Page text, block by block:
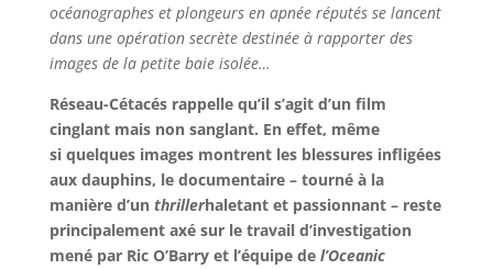
océanographes et plongeurs en apnée réputés se lancent
dans une opération secrète destinée à rapporter des
images de la petite baie isolée…
Réseau-Cétacés rappelle qu’il s’agit d’un film
cinglant mais non sanglant. En effet, même
si quelques images montrent les blessures infligées
aux dauphins, le documentaire – tourné à la
manière d’un thrillerhaletant et passionnant – reste
principalement axé sur le travail d’investigation
mené par Ric O’Barry et l’équipe de l’Oceanic